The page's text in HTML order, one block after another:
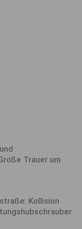
Trauer um
Kollision